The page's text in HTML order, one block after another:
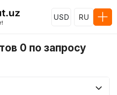
USD RU
0 по запросу